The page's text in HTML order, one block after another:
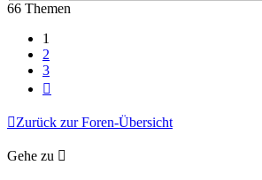
66 Themen
1
2
3
Zurück zur Foren-Übersicht
Gehe zu